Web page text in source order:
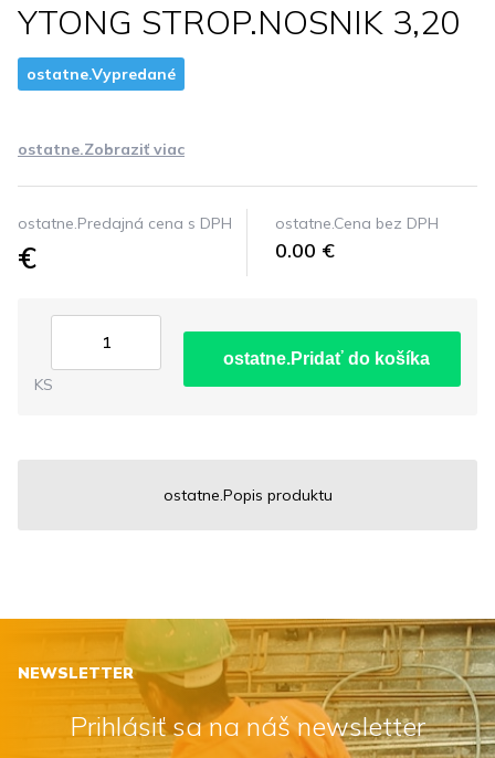
YTONG STROP.NOSNIK 3,20
ostatne.Vypredané
ostatne.Zobraziť viac
ostatne.Predajná cena s DPH
€
ostatne.Cena bez DPH
0.00 €
KS
ostatne.Pridať do košíka
ostatne.Popis produktu
NEWSLETTER
Prihlásiť sa na náš newsletter